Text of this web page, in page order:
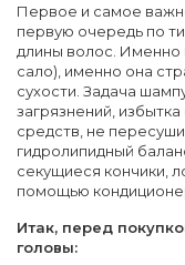
Первое и самое
первую очередь по
длины волос.
сало), именно она
сухости. Задача
загрязнений,
средств, не
гидролипидный
секущиеся кончики,
помощью
Итак, перед
головы: